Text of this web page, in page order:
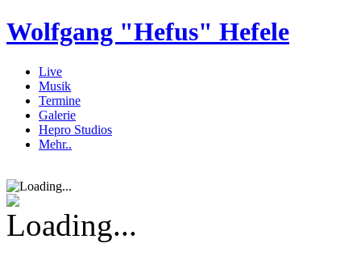
Wolfgang "Hefus" Hefele
Live
Musik
Termine
Galerie
Hepro Studios
Mehr..